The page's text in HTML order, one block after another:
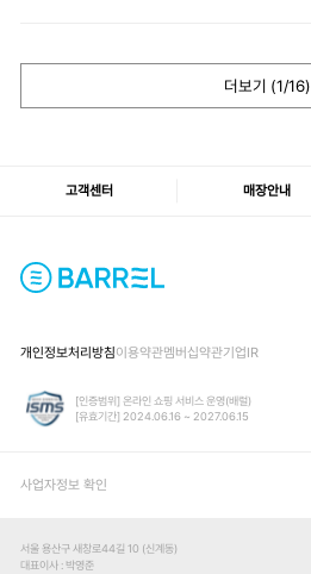
더보기 (1/16)
고객센터 매장안내
개인정보처리방침이용약관멤버십약관기업IR
[인증범위] 온라인 쇼핑 서비스 운영(배럴)
[유효기간] 2024.06.16 ~ 2027.06.15
사업자정보 확인
서울 용산구 새창로44길 10 (신계동)
대표이사
박영준